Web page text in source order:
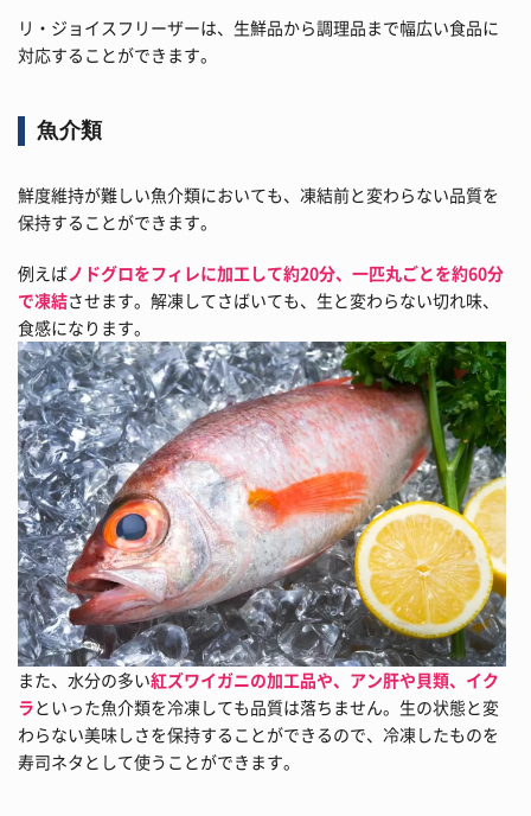
リ・ジョイスフリーザーは、生鮮品から調理品まで幅広い食品に
対応することができます。
魚介類
鮮度維持が難しい魚介類においても、凍結前と変わらない品質を
保持することができます。
例えばノドグロをフィレに加工して約20分、一匹丸ごとを約60分
で凍結させます。解凍してさばいても、生と変わらない切れ味、
食感になります。
また、水分の多い紅ズワイガニの加工品や、アン肝や貝類、イク
ラといった魚介類を冷凍しても品質は落ちません。生の状態と変
わらない美味しさを保持することができるので、冷凍したものを
寿司ネタとして使うことができます。